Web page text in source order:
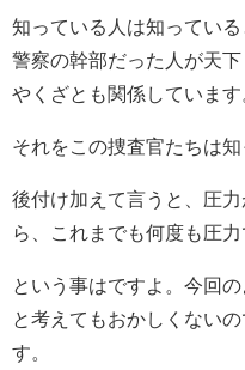
知っている人は知ってい
警察の幹部だった人が天
やくざとも関係しています
それをこの捜査官たちは
後付け加えて言うと、圧
ら、これまでも何度も圧
という事はですよ。今回
と考えてもおかしくない
す。